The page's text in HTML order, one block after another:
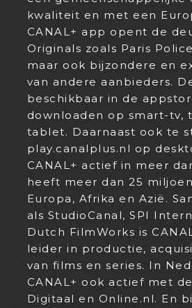
kwaliteit en met een
CANAL+ app opent de
Originals zoals Paris
maar ook bijzondere en
van andere aanbieders.
beschikbaar in de
downloaden op smart-tv,
tablet. Daarnaast ook te
play.canalplus.nl op
CANAL+ actief in meer
heeft meer dan 25
Europa, Afrika en Azië.
als StudioCanal, SPI
Dutch FilmWorks is
leider in productie,
van films en series. In
CANAL+ ook actief met
Digitaal en Online.nl. En